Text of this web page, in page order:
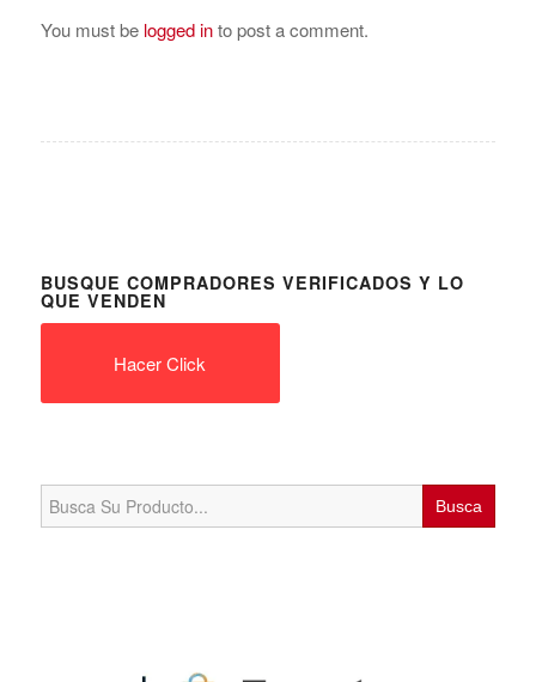
You must be logged into post a comment.
BUSQUE COMPRADORES VERIFICADOS Y LO
QUE VENDEN
Hacer Click
Search
for: